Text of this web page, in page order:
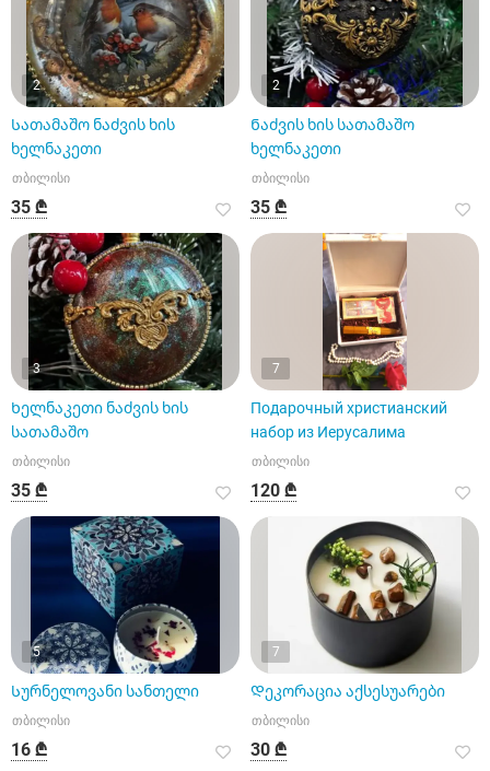
2
Სათამაშო ნაძვის ხის
ხელნაკეთი
თბილისი
35 ₾
2
Ნაძვის ხის სათამაშო
ხელნაკეთი
თბილისი
35 ₾
3
Ხელნაკეთი ნაძვის ხის
სათამაშო
თბილისი
35 ₾
7
Подарочный христианский
набор из Иерусалима
თბილისი
120 ₾
5
Სურნელოვანი სანთელი
თბილისი
16 ₾
7
Დეკორაცია აქსესუარები
თბილისი
30 ₾